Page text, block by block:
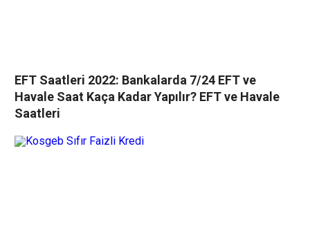
EFT Saatleri 2022: Bankalarda 7/24 EFT ve
Havale Saat Kaça Kadar Yapılır? EFT ve Havale
Saatleri